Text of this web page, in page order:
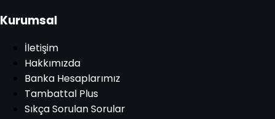
Kurumsal
İletişim
Hakkımızda
Banka Hesaplarımız
Tambattal Plus
Sıkça Sorulan Sorular